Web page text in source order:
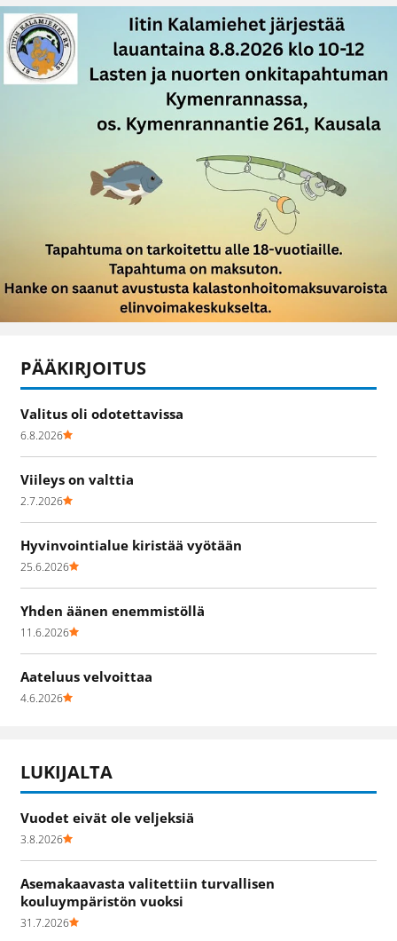
PÄÄKIRJOITUS
Valitus oli odotettavissa
6.8.2026
Viileys on valttia
2.7.2026
Hyvinvointialue kiristää vyötään
25.6.2026
Yhden äänen enemmistöllä
11.6.2026
Aateluus velvoittaa
4.6.2026
LUKIJALTA
Vuodet eivät ole veljeksiä
3.8.2026
Asemakaavasta valitettiin turvallisen
kouluympäristön vuoksi
31.7.2026